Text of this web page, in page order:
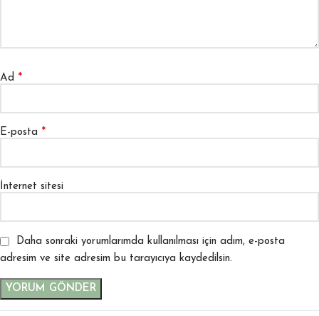
Ad *
E-posta *
İnternet sitesi
Daha sonraki yorumlarımda kullanılması için adım, e-posta
adresim ve site adresim bu tarayıcıya kaydedilsin.